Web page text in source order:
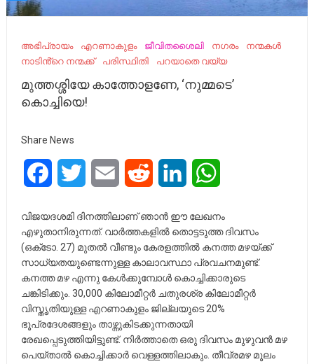
അഭിപ്രായം എറണാകുളം ജീവിതശൈലി നഗരം
നന്മകൾ
നാടിൻ്റെ നന്മക്ക്
പരിസ്ഥിതി പറയാതെ വയ്യ
മുത്തശ്ശിയേ കാത്തോളണേ, ‘നുമ്മടെ’
കൊച്ചിയെ!
Share News
FacebookTwitter Email Reddit LinkedIn
വിജയദശമി ദിനത്തിലാണ് ഞാന്‍ ഈ ലേഖനം
എഴുതാനിരുന്നത്. വാര്‍ത്തകളില്‍ തൊട്ടടുത്ത ദിവസം
(ഒക്‌ടോ. 27) മുതല്‍ വീണ്ടും കേരളത്തില്‍ കനത്ത മഴയ്ക്ക്
സാധ്യതയുണ്ടെന്നുള്ള കാലാവസ്ഥാ പ്രവചനമുണ്ട്.
കനത്ത മഴ എന്നു കേള്‍ക്കുമ്പോള്‍ കൊച്ചിക്കാരുടെ
ചങ്കിടിക്കും. 30,000 കിലോമീറ്റര്‍ ചതുരശ്ര കിലോമീറ്റര്‍
വിസ്തൃതിയുള്ള എറണാകുളം ജില്ലയുടെ 20%
ഭൂപ്രദേശങ്ങളും താഴ്ന്നുകിടക്കുന്നതായി
രേഖപ്പെടുത്തിയിട്ടുണ്ട്. നിര്‍ത്താതെ ഒരു ദിവസം മുഴുവന്‍ മഴ
പെയ്താല്‍ കൊച്ചിക്കാര്‍ വെള്ളത്തിലാകും. തീവ്രമഴ മൂലം